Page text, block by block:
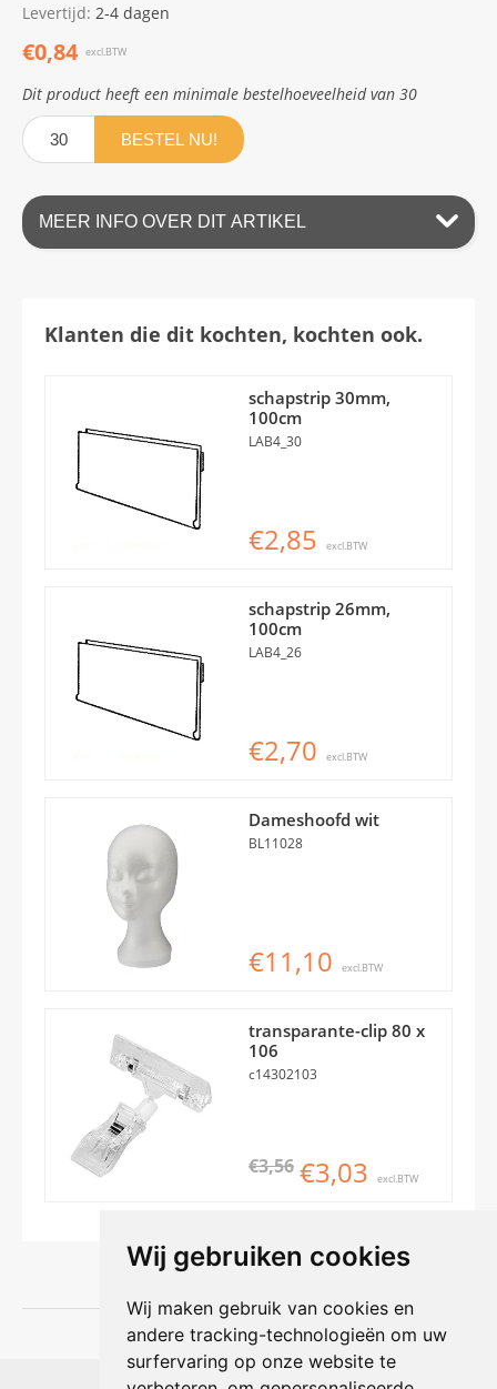
Wij gebruiken cookies
Wij maken gebruik van cookies en
andere tracking-technologieën om uw
surfervaring op onze website te
Levertijd: 2-4 dagen
€0,84 excl.BTW
Dit product heeft een minimale bestelhoeveelheid van 30
BESTEL NU!
MEER INFO OVER DIT ARTIKEL
Klanten die dit kochten, kochten ook.
schapstrip 30mm,
100cm
LAB4_30
€2,85 excl.BTW
schapstrip 26mm,
100cm
LAB4_26
€2,70 excl.BTW
Dameshoofd wit
BL11028
€11,10 excl.BTW
transparante-clip 80 x
106
c14302103
€3,56 €3,03 excl.BTW